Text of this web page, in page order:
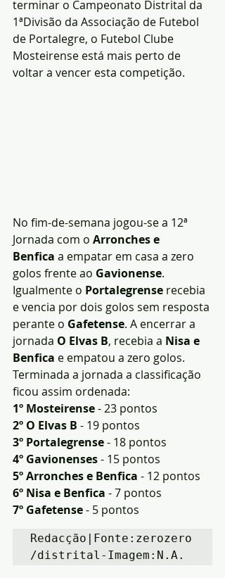
terminar o Campeonato Distrital da
1ªDivisão da Associação de Futebol
de Portalegre, o Futebol Clube
Mosteirense está mais perto de
voltar a vencer esta competição.
No fim-de-semana jogou-se a 12ª
Jornada com o Arronches e
Benfica a empatar em casa a zero
golos frente ao Gavionense.
Igualmente o Portalegrense recebia
e vencia por dois golos sem resposta
perante o Gafetense. A encerrar a
jornada O Elvas B, recebia a Nisa e
Benfica e empatou a zero golos.
Terminada a jornada a classificação
ficou assim ordenada:
1º Mosteirense - 23 pontos
2º O Elvas B - 19 pontos
3º Portalegrense - 18 pontos
4º Gavionenses - 15 pontos
5º Arronches e Benfica - 12 pontos
6º Nisa e Benfica - 7 pontos
7º Gafetense - 5 pontos
Redacção|Fonte:zerozero
/distrital-Imagem:N.A.